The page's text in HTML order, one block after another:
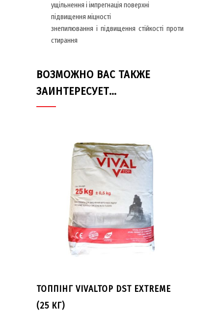
ущільнення і імпрегнація поверхні
підвищення міцності
знепилювання і підвищення стійкості проти
стирання
ВОЗМОЖНО ВАС ТАКЖЕ
ЗАИНТЕРЕСУЕТ…
ТОППІНГ VIVALTOP DST EXTREME
(25 КГ)